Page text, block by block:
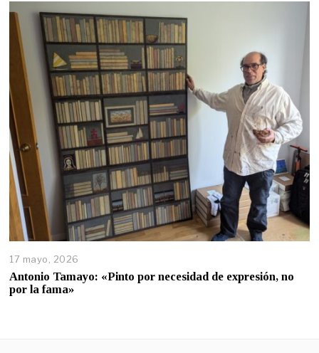
17 mayo, 2026
Antonio Tamayo: «Pinto por necesidad de expresión, no
por la fama»